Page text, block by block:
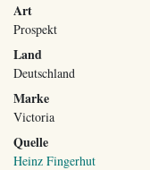
Art
Prospekt
Land
Deutschland
Marke
Victoria
Quelle
Heinz Fingerhut